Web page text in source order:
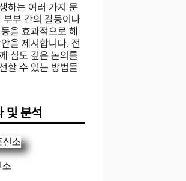
하는 여러 가지 문
부부 간의 갈등이나
을 효과적으로 해
을 제시합니다. 전
심도 깊은 논의를
할 수 있는 방법들
및 분석